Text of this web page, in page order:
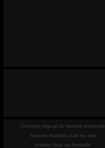
Concept original du foulard numéroté
Tous les foulards d'art en soie
Artistes déjà sur foulards